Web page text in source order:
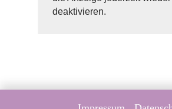
deaktivieren.